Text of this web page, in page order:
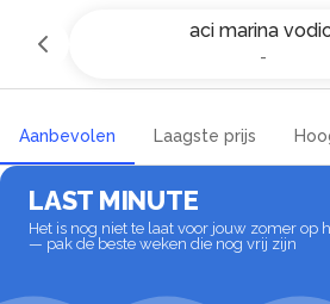
aci marina
-
Jachtcharter en
aci marina vodice
Aanbevolen Laagste prijs
LAST MINUTE
Het is nog niet te laat voor jouw zomer op
— pak de beste weken die nog vrij zijn